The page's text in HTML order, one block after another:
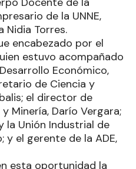
de la UNNE,
Nidia Torres.
encabezado por el
estuvo acompañado
Económico,
de Ciencia y
el director de
Minería, Darío Vergara;
la Unión Industrial de
y el gerente de la ADE,
esta oportunidad la